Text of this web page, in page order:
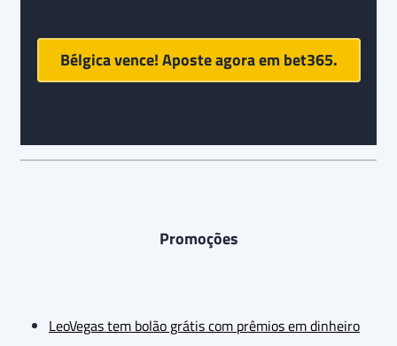
Bélgica vence! Aposte agora em bet365.
Promoções
LeoVegas tem bolão grátis com prêmios em dinheiro